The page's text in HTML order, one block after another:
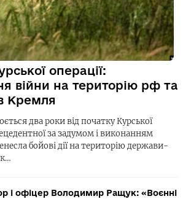
операції:
війни на територію рф та
Кремля
два роки від початку Курської
за задумом і виконанням
бойові дії на територію держави-
і офіцер Володимир Ращук: «Воєнні